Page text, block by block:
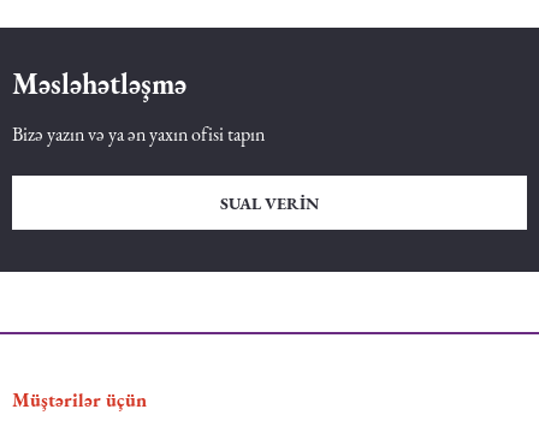
Məsləhətləşmə
Bizə yazın və ya ən yaxın ofisi tapın
SUAL VERIN
Müştərilər üçün